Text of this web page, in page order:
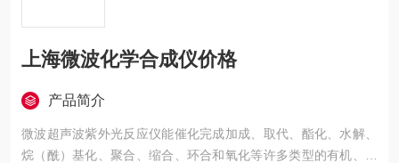
上海微波化学合成仪价格
产品简介
微波超声波紫外光反应仪能催化完成加成、取代、酯化、水解、
烷（酰）基化、聚合、缩合、环合和氧化等许多类型的有机、药